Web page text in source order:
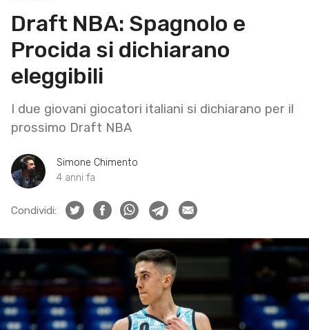
Draft NBA: Spagnolo e
Procida si dichiarano
eleggibili
I due giovani giocatori italiani si dichiarano per il
prossimo Draft NBA
Simone Chimento
4 anni fa
Condividi: